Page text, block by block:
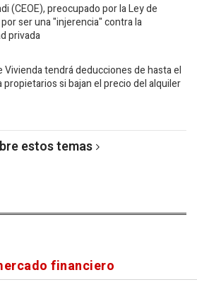
(CEOE), preocupado por la Ley de
ser una "injerencia" contra la
privada
Vivienda tendrá deducciones de hasta el
propietarios si bajan el precio del alquiler
estos temas
financiero